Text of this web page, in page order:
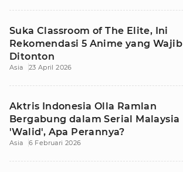
Suka Classroom of The Elite, Ini
Rekomendasi 5 Anime yang Wajib
Ditonton
Asia 23 April 2026
Aktris Indonesia Olla Ramlan
Bergabung dalam Serial Malaysia
'Walid', Apa Perannya?
Asia 6 Februari 2026